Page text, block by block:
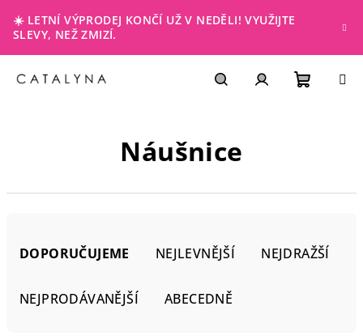
obsah
☀️ LETNÍ VÝPRODEJ KONČÍ UŽ V NEDĚLI! VYUŽIJTE
SLEVY, NEŽ ZMIZÍ.
Náušnice
DOPORUČUJEME NEJLEVNĚJŠÍ NEJDRAŽŠÍ
NEJPRODÁVANĚJŠÍ ABECEDNĚ